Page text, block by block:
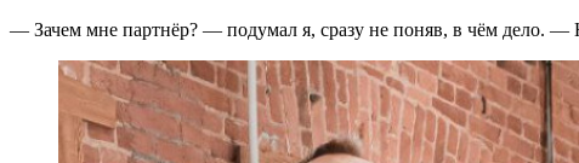
— Зачем мне партнёр? — подумал я, сразу не поняв, в чём дело. —